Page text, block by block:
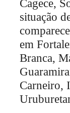
Cagece,
situação
em
Branca,
Carneiro,